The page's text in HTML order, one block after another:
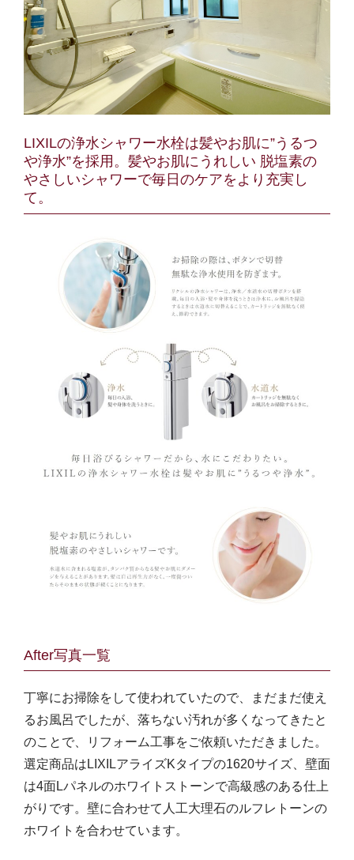
LIXILの浄水シャワー水栓は髪やお肌に”うるつ
や浄水”を採用。髪やお肌にうれしい 脱塩素の
やさしいシャワーで毎日のケアをより充実し
て。
After写真一覧
丁寧にお掃除をして使われていたので、まだまだ使え
るお風呂でしたが、落ちない汚れが多くなってきたと
のことで、リフォーム工事をご依頼いただきました。
選定商品はLIXILアライズKタイプの1620サイズ、壁面
は4面Lパネルのホワイトストーンで高級感のある仕上
がりです。壁に合わせて人工大理石のルフレトーンの
ホワイトを合わせています。